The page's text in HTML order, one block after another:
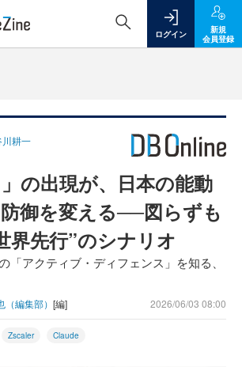
ログイン
新規
会員登録
耕一
」の出現が、日本の能動
御を変える──図らずも
界先行”のシナリオ
「アクティブ・ディフェンス」を知る、
（編集部） [編] 2026/06/03 08:00
Zscaler Claude